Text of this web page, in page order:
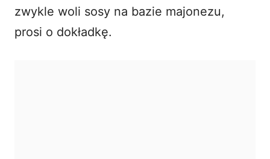
zwykle woli sosy na bazie majonezu,
prosi o dokładkę.